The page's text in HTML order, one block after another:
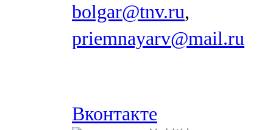
bolgar@tnv.ru,
priemnayarv@mail.ru
Вконтакте